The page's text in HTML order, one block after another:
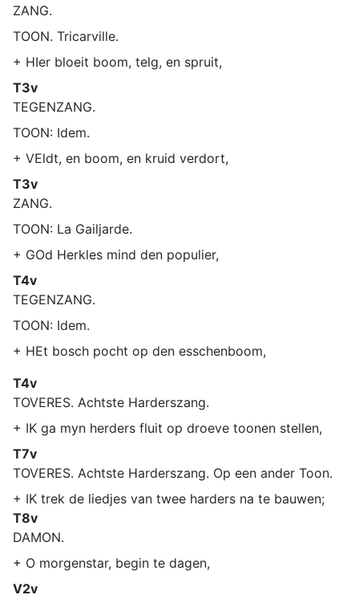
ZANG.
TOON. Tricarville.
+ HIer bloeit boom, telg, en spruit,
T3v
TEGENZANG.
TOON: Idem.
+ VEldt, en boom, en kruid verdort,
T3v
ZANG.
TOON: La Gailjarde.
+ GOd Herkles mind den populier,
T4v
TEGENZANG.
TOON: Idem.
+ HEt bosch pocht op den esschenboom,
T4v
TOVERES. Achtste Harderszang.
+ IK ga myn herders fluit op droeve toonen stellen,
T7v
TOVERES. Achtste Harderszang. Op een ander Toon.
+ IK trek de liedjes van twee harders na te bauwen;
T8v
DAMON.
+ O morgenstar, begin te dagen,
V2v